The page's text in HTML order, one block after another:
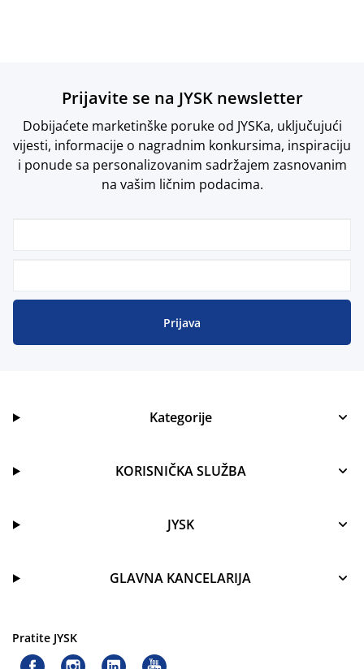
Prijavite se na JYSK newsletter
Dobijaćete marketinške poruke od JYSKa, uključujući
vijesti, informacije o nagradnim konkursima, inspiraciju
i ponude sa personalizovanim sadržajem zasnovanim
na vašim ličnim podacima.
Prijava
Kategorije
KORISNIČKA SLUŽBA
JYSK
GLAVNA KANCELARIJA
Pratite JYSK